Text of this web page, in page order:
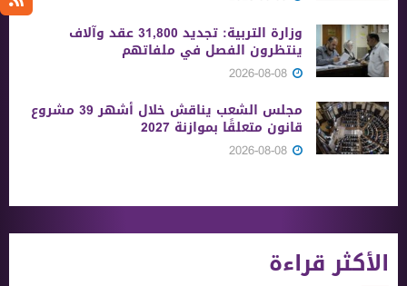
وزارة التربية: تجديد 31,800 عقد وآلاف
ينتظرون الفصل في ملفاتهم
مجلس الشعب يناقش خلال أشهر 39 مشروع
قانون متعلقًا بموازنة 2027
الأكثر قراءة